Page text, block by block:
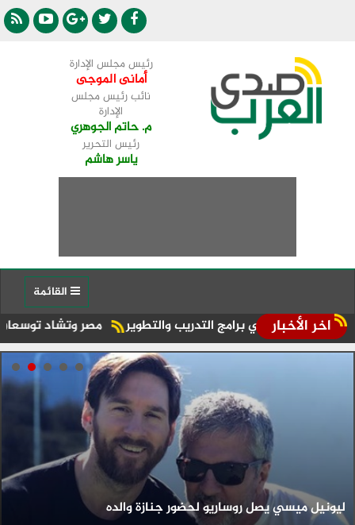
رئيس مجلس الإدارة
أمانى الموجى
نائب رئيس مجلس
الإدارة
م. حاتم الجوهري
رئيس التحرير
ياسر هاشم
اخر الأخبار مصر وتشاد توسعان آفاق التعاون في مجال والتطوير
ليونيل ميسي يصل روساريو لحضور جنازة والده